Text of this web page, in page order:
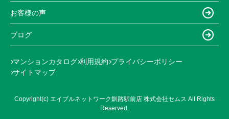
お客様の声
ブログ
マンションカタログ 利用規約 プライバシーポリシー
サイトマップ
Copyright(c) エイブルネットワーク釧路駅前店 株式会社セムス All Rights
Reserved.